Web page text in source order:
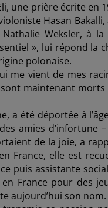
une prière écrite en
Hasan Bakalli,
Weksler, à
», lui répond
polonaise.
me vient de mes
maintenant
a été déportée à
amies d’infortune
de la joie, a
France, elle est
puis assistante
France pour des
aujourd’hui son nom.